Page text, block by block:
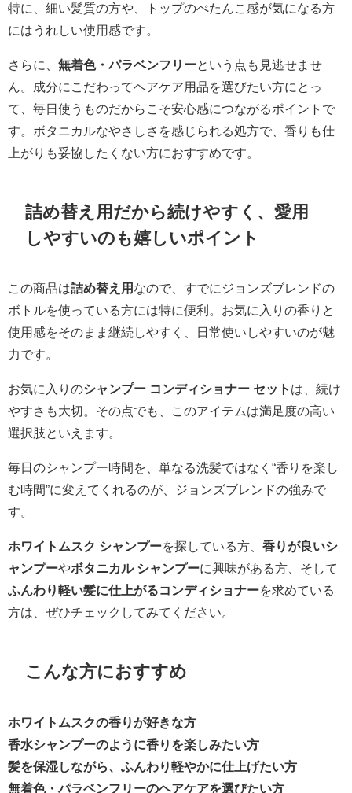
特に、細い髪質の方や、トップのぺたんこ感が気になる方
にはうれしい使用感です。
さらに、 無着色・パラベンフリーという点も見逃せませ
ん。成分にこだわってヘアケア用品を選びたい方にとっ
て、毎日使うものだからこそ安心感につながるポイントで
す。ボタニカルなやさしさを感じられる処方で、香りも仕
上がりも妥協したくない方におすすめです。
詰め替え用だから続けやすく、愛用
しやすいのも嬉しいポイント
この商品は詰め替え用 なので、すでにジョンズブレンドの
ボトルを使っている方には特に便利。お気に入りの香りと
使用感をそのまま継続しやすく、日常使いしやすいのが魅
力です。
お気に入りのシャンプー コンディショナー セット は、続け
やすさも大切。その点でも、このアイテムは満足度の高い
選択肢といえます。
毎日のシャンプー時間を、単なる洗髪ではなく“香りを楽し
む時間”に変えてくれるのが、ジョンズブレンドの強みで
す。
ホワイトムスク シャンプーを探している方、 香りが良いシ
ャンプーやボタニカル シャンプーに興味がある方、そして
ふんわり軽い髪に仕上がるコンディショナーを求めている
方は、ぜひチェックしてみてください。
こんな方におすすめ
ホワイトムスクの香りが好きな方
香水シャンプーのように香りを楽しみたい方
髪を保湿しながら、ふんわり軽やかに仕上げたい方
無着色・パラベンフリーのヘアケアを選びたい方